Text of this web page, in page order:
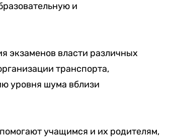
и
экзаменов власти различных
транспорта,
уровня шума вблизи
учащимся и их родителям,